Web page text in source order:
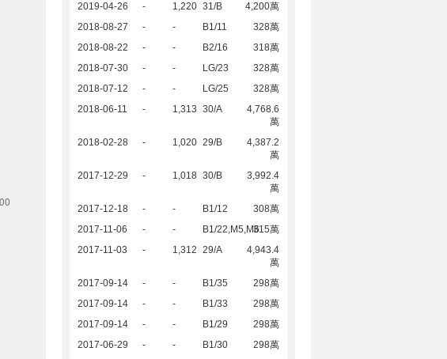
2019-04-26
- 1,220 31/B
4,200萬
2018-08-27
- - B1/11
328萬
2018-08-22
- - B2/16
318萬
2018-07-30
- - LG/23
328萬
2018-07-12
- - LG/25
328萬
2018-06-11
- 1,313 30/A
4,768.6
萬
2018-02-28
- 1,020 29/B
4,387.2
萬
2017-12-29
- 1,018 30/B
3,992.4
萬
2017-12-18
- - B1/12
308萬
2017-11-06
- - B1/22,M5,M6315萬
2017-11-03
- 1,312 29/A
4,943.4
萬
2017-09-14
- - B1/35
298萬
2017-09-14
- - B1/33
298萬
2017-09-14
- - B1/29
298萬
2017-06-29
- - B1/30
298萬